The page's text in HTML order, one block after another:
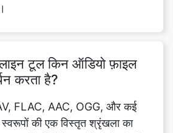
टूल किन ऑडियो फ़ाइल
FLAC, AAC, OGG, और कई
की एक विस्तृत श्रृंखला का
अपनी ऑडियो फ़ाइलों को किसी भी
अपलोड कर सकते हैं और अपने सुनने
ले सकते हैं।